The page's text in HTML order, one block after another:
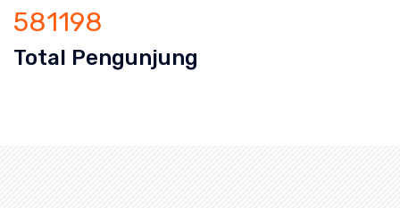
581198
Total Pengunjung